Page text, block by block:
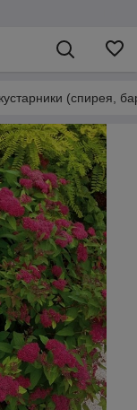
(спирея,